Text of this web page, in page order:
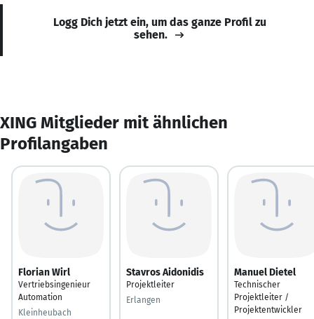
Logg Dich jetzt ein, um das ganze Profil zu
sehen.
XING Mitglieder mit ähnlichen
Profilangaben
Florian Wirl
Vertriebsingenieur
Automation
Kleinheubach
Stavros Aidonidis
Projektleiter
Erlangen
Manuel Dietel
Technischer
Projektleiter /
Projektentwickler